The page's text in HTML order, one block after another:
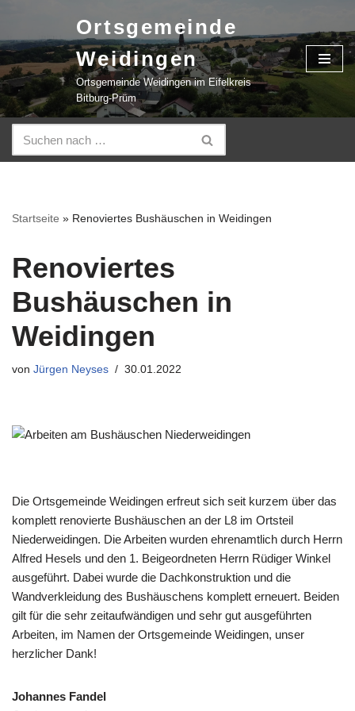
Zum
Inhalt
springen
Ortsgemeinde
Weidingen
Ortsgemeinde Weidingen im Eifelkreis
Bitburg-Prüm
Startseite » Renoviertes Bushäuschen in Weidingen
Renoviertes
Bushäuschen in
Weidingen
von Jürgen Neyses 30.01.2022
Die Ortsgemeinde Weidingen erfreut sich seit kurzem über das
komplett renovierte Bushäuschen an der L8 im Ortsteil
Niederweidingen. Die Arbeiten wurden ehrenamtlich durch Herrn
Alfred Hesels und den 1. Beigeordneten Herrn Rüdiger Winkel
ausgeführt. Dabei wurde die Dachkonstruktion und die
Wandverkleidung des Bushäuschens komplett erneuert. Beiden
gilt für die sehr zeitaufwändigen und sehr gut ausgeführten
Arbeiten, im Namen der Ortsgemeinde Weidingen, unser
herzlicher Dank!
Johannes Fandel